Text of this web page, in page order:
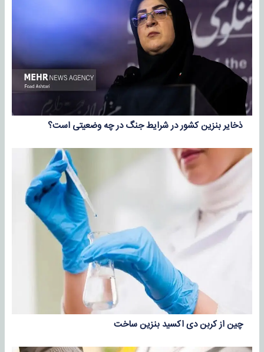
ذخایر بنزین کشور در شرایط جنگ در چه وضعیتی است؟
چین از کربن دی‌ اکسید بنزین ساخت